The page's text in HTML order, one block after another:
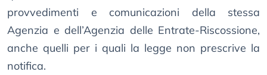
provvedimenti e comunicazioni della stessa
Agenzia e dell’Agenzia delle Entrate-Riscossione,
anche quelli per i quali la legge non prescrive la
notifica.